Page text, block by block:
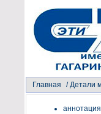
Главная /Детали
аннотация